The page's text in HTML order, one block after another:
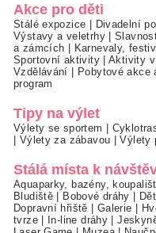
Akce pro děti
Stálé expozice Divadelní
Výstavy a veletrhy|
a zámcích
Karnevaly,
Sportovní aktivity|Aktivity
Vzdělávání
Pobytové akce
program
Tipy na výlet
Výlety se sportem
Výlety za zábavou |Výlety
Stálá místa k
Aquaparky, bazény,
Bludiště
Bobové dráhy
Dopravní hřiště
Galerie
tvrze| In-line dráhy |